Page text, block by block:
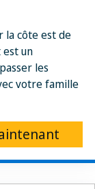
la côte est de
est un
les
votre famille